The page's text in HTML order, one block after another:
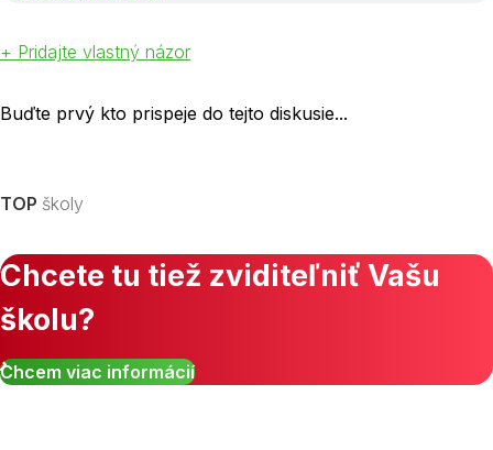
+ Pridajte vlastný názor
Buďte prvý kto prispeje do tejto diskusie...
TOP školy
Chcete tu tiež zviditeľniť Vašu
školu?
Chcem viac informácií